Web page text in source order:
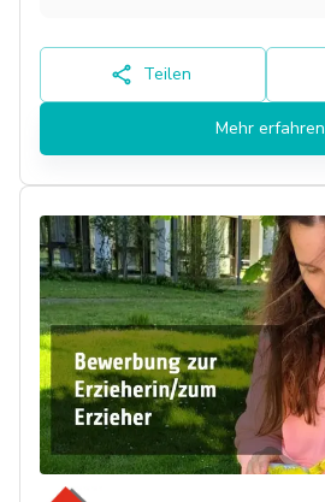
Teilen
Mehr erfahren